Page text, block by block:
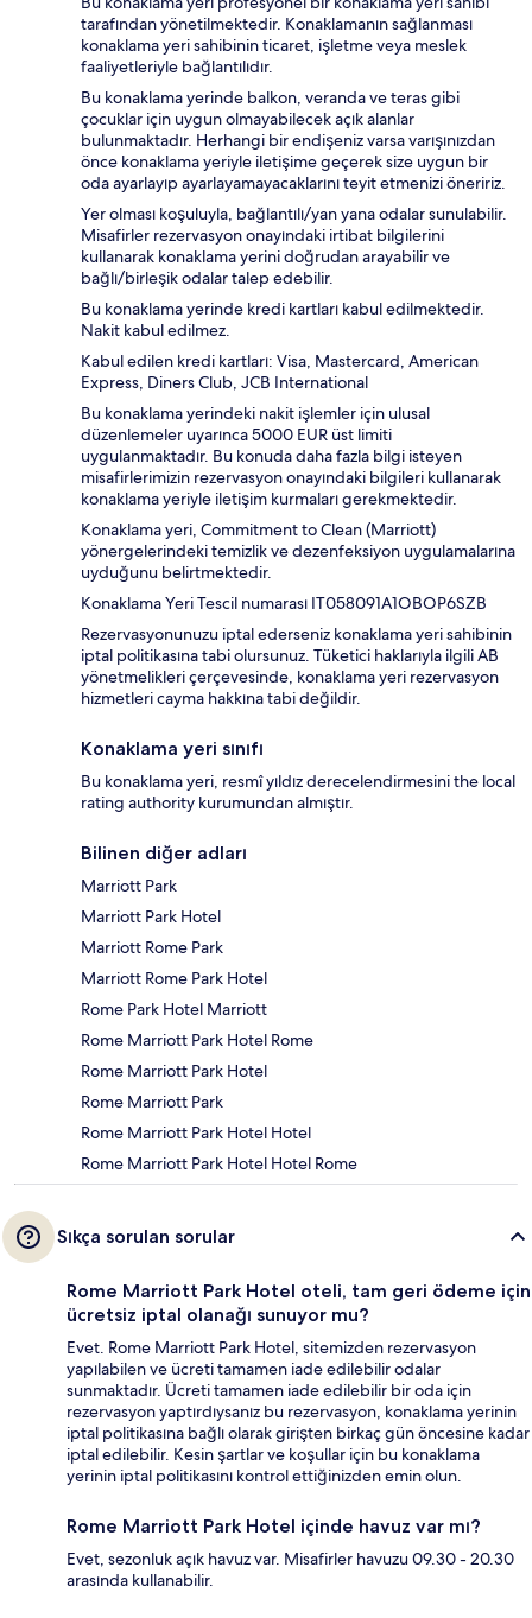
tarafından yönetilmektedir. Konaklamanın sağlanması
konaklama yeri sahibinin ticaret, işletme veya meslek
faaliyetleriyle bağlantılıdır.
Bu konaklama yerinde balkon, veranda ve teras gibi
çocuklar için uygun olmayabilecek açık alanlar
bulunmaktadır. Herhangi bir endişeniz varsa varışınızdan
önce konaklama yeriyle iletişime geçerek size uygun bir
oda ayarlayıp ayarlayamayacaklarını teyit etmenizi öneririz.
Yer olması koşuluyla, bağlantılı/yan yana odalar sunulabilir.
Misafirler rezervasyon onayındaki irtibat bilgilerini
kullanarak konaklama yerini doğrudan arayabilir ve
bağlı/birleşik odalar talep edebilir.
Bu konaklama yerinde kredi kartları kabul edilmektedir.
Nakit kabul edilmez.
Kabul edilen kredi kartları: Visa, Mastercard, American
Express, Diners Club, JCB International
Bu konaklama yerindeki nakit işlemler için ulusal
düzenlemeler uyarınca 5000 EUR üst limiti
uygulanmaktadır. Bu konuda daha fazla bilgi isteyen
misafirlerimizin rezervasyon onayındaki bilgileri kullanarak
konaklama yeriyle iletişim kurmaları gerekmektedir.
Konaklama yeri, Commitment to Clean (Marriott)
yönergelerindeki temizlik ve dezenfeksiyon uygulamalarına
uyduğunu belirtmektedir.
Konaklama Yeri Tescil numarası IT058091A1OBOP6SZB
Rezervasyonunuzu iptal ederseniz konaklama yeri sahibinin
iptal politikasına tabi olursunuz. Tüketici haklarıyla ilgili AB
yönetmelikleri çerçevesinde, konaklama yeri rezervasyon
hizmetleri cayma hakkına tabi değildir.
Konaklama yeri sınıfı
Bu konaklama yeri, resmî yıldız derecelendirmesini the local
rating authority kurumundan almıştır.
Bilinen diğer adları
Marriott Park
Marriott Park Hotel
Marriott Rome Park
Marriott Rome Park Hotel
Rome Park Hotel Marriott
Rome Marriott Park Hotel Rome
Rome Marriott Park Hotel
Rome Marriott Park
Rome Marriott Park Hotel Hotel
Rome Marriott Park Hotel Hotel Rome
Sıkça sorulan sorular
Rome Marriott Park Hotel oteli, tam geri ödeme için
ücretsiz iptal olanağı sunuyor mu?
Evet. Rome Marriott Park Hotel, sitemizden rezervasyon
yapılabilen ve ücreti tamamen iade edilebilir odalar
sunmaktadır. Ücreti tamamen iade edilebilir bir oda için
rezervasyon yaptırdıysanız bu rezervasyon, konaklama yerinin
iptal politikasına bağlı olarak girişten birkaç gün öncesine kadar
iptal edilebilir. Kesin şartlar ve koşullar için bu konaklama
yerinin iptal politikasını kontrol ettiğinizden emin olun.
Rome Marriott Park Hotel içinde havuz var mı?
Evet, sezonluk açık havuz var. Misafirler havuzu 09.30 - 20.30
arasında kullanabilir.